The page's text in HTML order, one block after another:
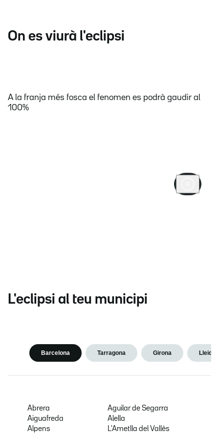
On es viurà l'eclipsi
A la franja més fosca el fenomen es podrà gaudir al
100%
L'eclipsi al teu municipi
Barcelona Tarragona Girona Lleida
Abrera
Aguilar de Segarra
Aiguafreda
Alella
Alpens
L'Ametlla del Vallès